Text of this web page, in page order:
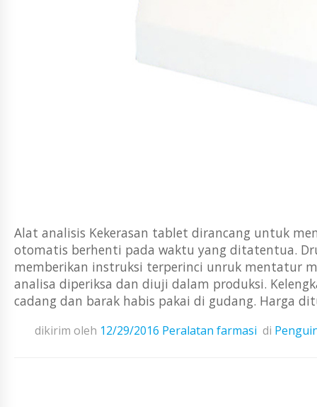
Alat analisis Kekerasan tablet dirancang untuk
otomatis berhenti pada waktu yang ditatentua.
memberikan instruksi terperinci unruk mentatur
analisa diperiksa dan diuji dalam produksi.
cadang dan barak habis pakai di gudang. Harga
dikirim oleh 12/29/2016 Peralatan farmasi di